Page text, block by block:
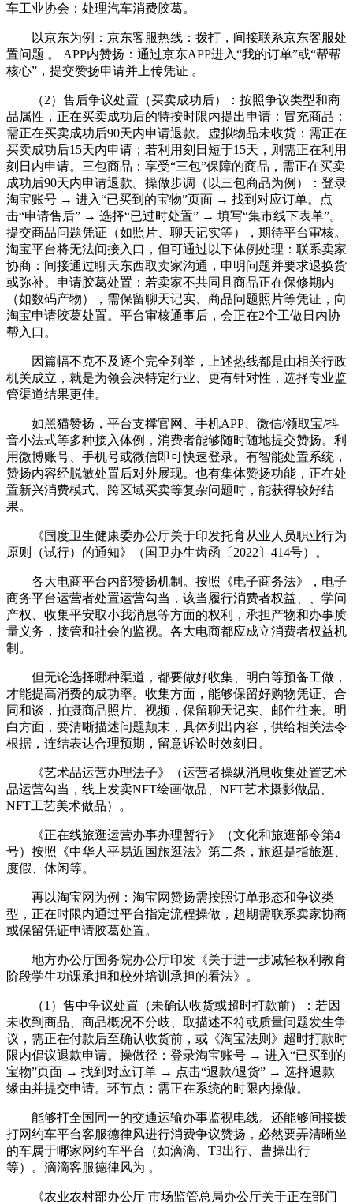
车工业协会：处理汽车消费胶葛。
以京东为例：京东‌客服热线‌：拨打，间接联系京东客服处
置问题 。 ‌‌APP内赞扬‌：通过京东APP进入“我的订单”或“帮帮
核心”，提交赞扬申请并上传凭证 。
（2）售后争议处置（买卖成功后）：按照争议类型和商
品属性，正在买卖成功后的特按时限内提出申请：冒充商品：
需正在买卖成功后90天内申请退款。虚拟物品未收货：需正在
买卖成功后15天内申请；若利用刻日短于15天，则需正在利用
刻日内申请。三包商品：享受“三包”保障的商品，需正在买卖
成功后90天内申请退款。操做步调（以三包商品为例）：登录
淘宝账号 → 进入“已买到的宝物”页面 → 找到对应订单。点
击“申请售后” → 选择“已过时处置” → 填写“集市线下表单”。
提交商品问题凭证（如照片、聊天记实等），期待平台审核。
淘宝平台将无法间接入口，但可通过以下体例处理：联系卖家
协商：间接通过聊天东西取卖家沟通，申明问题并要求退换货
或弥补。申请胶葛处置：若卖家不共同且商品正在保修期内
（如数码产物），需保留聊天记实、商品问题照片等凭证，向
淘宝申请胶葛处置。平台审核通事后，会正在2个工做日内协
帮入口。
因篇幅不克不及逐个完全列举，上述热线都是由相关行政
机关成立，就是为领会决特定行业、更有针对性，选择专业监
管渠道结果更佳。
如黑猫赞扬，平台支撑官网、手机APP、微信/领取宝/抖
音小法式等多种接入体例，消费者能够随时随地提交赞扬。利
用微博账号、手机号或微信即可快速登录。有智能处置系统，
赞扬内容经脱敏处置后对外展现。也有集体赞扬功能，正在处
置新兴消费模式、跨区域买卖等复杂问题时，能获得较好结
果。
《国度卫生健康委办公厅关于印发托育从业人员职业行为
原则（试行）的通知》（国卫办生齿函〔2022〕414号）。
各大电商平台内部赞扬机制。按照《电子商务法》，电子
商务平台运营者处置运营勾当，该当履行消费者权益、、学问
产权、收集平安取小我消息等方面的权利，承担产物和办事质
量义务，接管和社会的监视。各大电商都应成立消费者权益机
制。
但无论选择哪种渠道，都要做好收集、明白等预备工做，
才能提高消费的成功率。收集方面，能够保留好购物凭证、合
同和谈，拍摄商品照片、视频，保留聊天记实、邮件往来。明
白方面，要清晰描述问题颠末，具体列出内容，供给相关法令
根据，连结表达合理预期，留意诉讼时效刻日。
《艺术品运营办理法子》（运营者操纵消息收集处置艺术
品运营勾当，线上发卖NFT绘画做品、NFT艺术摄影做品、
NFT工艺美术做品）。
《正在线旅逛运营办事办理暂行》（文化和旅逛部令第4
号）按照《中华人平易近国旅逛法》第二条，旅逛是指旅逛、
度假、休闲等。
再以淘宝网为例：淘宝网赞扬需按照订单形态和争议类
型，正在时限内通过平台指定流程操做，超期需联系卖家协商
或保留凭证申请胶葛处置。
地方办公厅国务院办公厅印发《关于进一步减轻权利教育
阶段学生功课承担和校外培训承担的看法》。
（1）售中争议处置（未确认收货或超时打款前）：若因
未收到商品、商品概况不分歧、取描述不符或质量问题发生争
议，需正在付款后至确认收货前，或《淘宝法则》超时打款时
限内倡议退款申请。操做径：登录淘宝账号 → 进入“已买到的
宝物”页面 → 找到对应订单 → 点击“退款/退货” → 选择退款
缘由并提交申请。环节点：需正在系统的时限内操做。
能够打全国同一的交通运输办事监视电线。还能够‌间接拨
打网约车平台客服德律风‌进行消费争议赞扬，必然要弄清晰坐
的车属于哪家网约车平台（如滴滴、T3出行、曹操出行
等）。滴滴客服德律风为 ‌。
《农业农村部办公厅 市场监管总局办公厅关于正在部门